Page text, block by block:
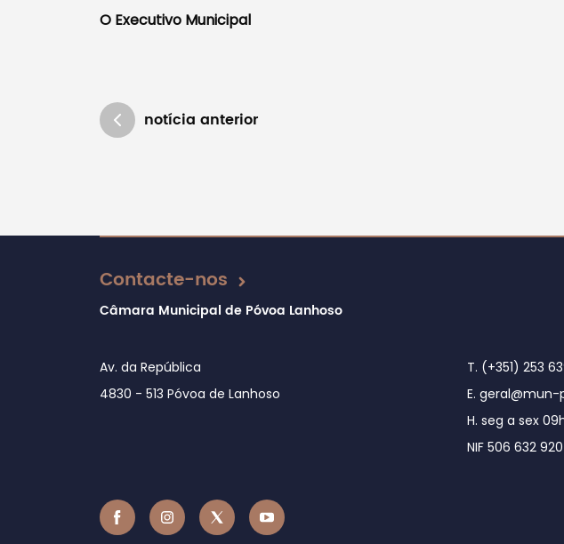
O Executivo Municipal
notícia anterior
Atualizado em 13/03/2018
Contacte-nos
Câmara Municipal de Póvoa Lanhoso
Av. da República
4830 - 513 Póvoa de Lanhoso
T. (+351) 253
E.
H. seg a sex
NIF 506 632 920